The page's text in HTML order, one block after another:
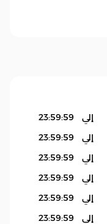
إلي
23:59:59
إلي
23:59:59
إلي
23:59:59
إلي
23:59:59
إلي
23:59:59
إلي
23:59:59